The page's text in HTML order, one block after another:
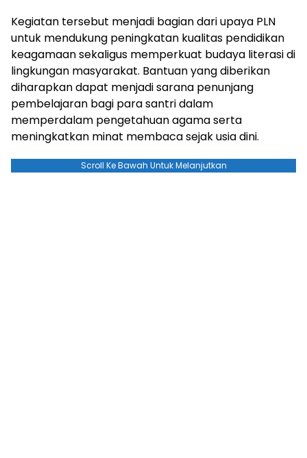
Kegiatan tersebut menjadi bagian dari upaya PLN
untuk mendukung peningkatan kualitas pendidikan
keagamaan sekaligus memperkuat budaya literasi di
lingkungan masyarakat. Bantuan yang diberikan
diharapkan dapat menjadi sarana penunjang
pembelajaran bagi para santri dalam
memperdalam pengetahuan agama serta
meningkatkan minat membaca sejak usia dini.
Scroll Ke Bawah Untuk Melanjutkan